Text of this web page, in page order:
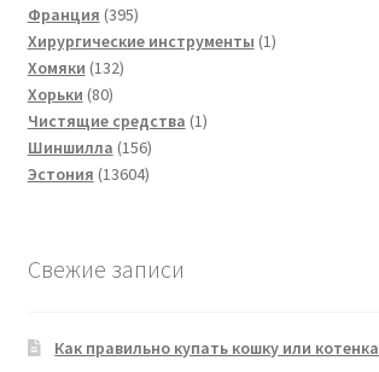
Франция 395395
товаров
Хирургические инструменты 11
Хомяки 132132
Хорьки 8080
товаров
Чистящие средства 11
Шиншилла 156156
товаров
Эстония 1360413604
Свежие записи
Как правильно купать кошку или котенка